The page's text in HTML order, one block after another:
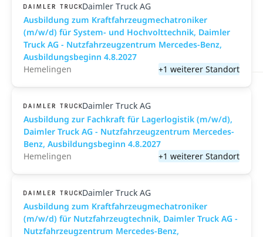
Daimler Truck AG
Ausbildung zum Kraftfahrzeugmechatroniker
(m/w/d) für System- und Hochvolttechnik, Daimler
Truck AG - Nutzfahrzeugzentrum Mercedes-Benz,
Ausbildungsbeginn 4.8.2027
Hemelingen
+1 weiterer Standort
Daimler Truck AG
Ausbildung zur Fachkraft für Lagerlogistik (m/w/d),
Daimler Truck AG - Nutzfahrzeugzentrum Mercedes-
Benz, Ausbildungsbeginn 4.8.2027
Hemelingen
+1 weiterer Standort
Daimler Truck AG
Ausbildung zum Kraftfahrzeugmechatroniker
(m/w/d) für Nutzfahrzeugtechnik, Daimler Truck AG -
Nutzfahrzeugzentrum Mercedes-Benz,